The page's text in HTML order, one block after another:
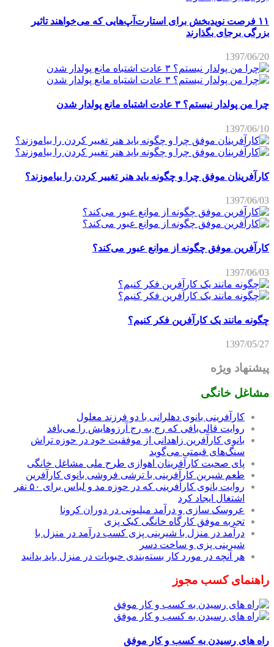
۱۱ فرصت نویدبخش برای استارت‌آپ‌هایی که می‌خواهند تاثیر
بزرگی برجای بگذارند
1397/06/20
چرا من پولدار نیستم؟ ۳ عادت اشتباه مانع پولدار شدن
1397/06/10
کارآفرینان موفق چرا و چگونه باید هنر تغییر کردن را بیاموزند؟
1397/06/03
کارآفرین موفق چگونه از موانع عبور می‌کند؟
1397/06/03
چگونه مانند یک کارآفرین فکر کنیم؟
1397/05/27
پیشنهاد ویژه
مشاغل خانگی
کارآفرینی بانوی دهلرانی با دو فرزند معلول
روایت قالی‌بافی که رج به رج آرزوهایش را می‌بافد
بانوی کارآفرین زاهدانی از موفقیت خود در حوزه تراش
سنگ‌های قیمتی می‌گوید
پای صحبت کارآفرینان اهوازی طرح ملی مشاغل خانگی
طعم شیرین کارآفرینی با ترشی فروشی بانوی کارآفرین
روایت بانوی کارآفرینی که در حوزه مد و لباس برای ۵۰ نفر
اشتغال ایجاد کرد
عروسک سازی و درآمد میلیونی در دوران کرونا
تجربه موفق کارگاه خانگی کیک پزی
درآمد در منزل با شیرینی پزی کسب درآمد در منزل با
شیرینی پزی و ساخت دسر
هر آنچه در مورد کار بسته‌بندی حبوبات در منزل باید بدانید
راهنمای کسب مجوز
راه های رسیدن به کسب و کار موفق